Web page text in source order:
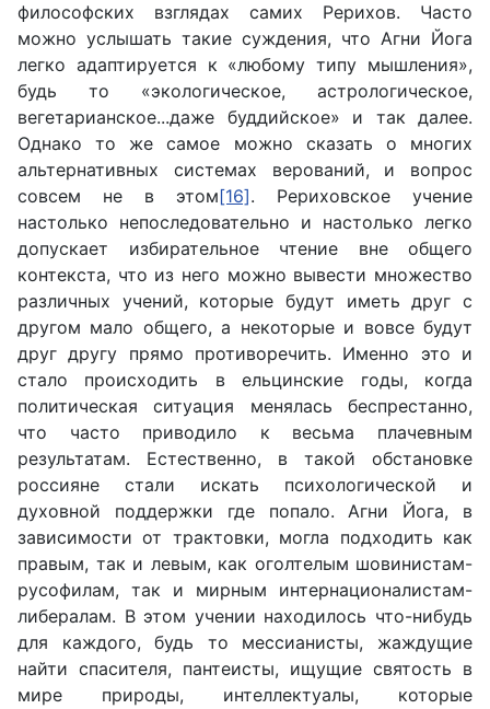
философских взглядах самих Рерихов. Часто
можно услышать такие суждения, что Агни Йога
легко адаптируется к «любому типу мышления»,
будь то «экологическое, астрологическое,
вегетарианское...даже буддийское» и так далее.
Однако то же самое можно сказать о многих
альтернативных системах верований, и вопрос
совсем не в этом[16]. Рериховское учение
настолько непоследовательно и настолько легко
допускает избирательное чтение вне общего
контекста, что из него можно вывести множество
различных учений, которые будут иметь друг с
другом мало общего, а некоторые и вовсе будут
друг другу прямо противоречить. Именно это и
стало происходить в ельцинские годы, когда
политическая ситуация менялась беспрестанно,
что часто приводило к весьма плачевным
результатам. Естественно, в такой обстановке
россияне стали искать психологической и
духовной поддержки где попало. Агни Йога, в
зависимости от трактовки, могла подходить как
правым, так и левым, как оголтелым шовинистам-
русофилам, так и мирным интернационалистам-
либералам. В этом учении находилось что-нибудь
для каждого, будь то мессианисты, жаждущие
найти спасителя, пантеисты, ищущие святость в
мире природы, интеллектуалы, которые